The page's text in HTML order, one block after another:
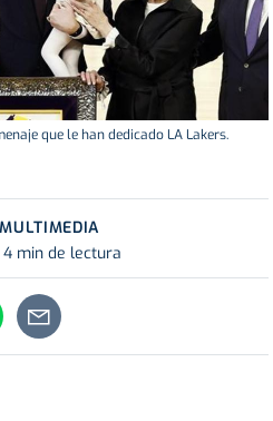
que le han dedicado LA Lakers.
4 min de lectura